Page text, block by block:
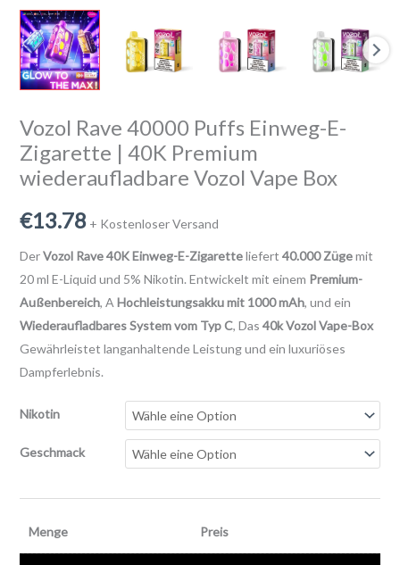
Vozol Rave 40000 Puffs Einweg-E-
Zigarette | 40K Premium
wiederaufladbare Vozol Vape Box
€13.78 + Kostenloser Versand
DerVozol Rave 40K Einweg-E-Zigaretteliefert 40.000 Zügemit
20 ml E-Liquid und 5% Nikotin. Entwickelt mit einem Premium-
Außenbereich, A Hochleistungsakku mit 1000 mAh, und ein
Wiederaufladbares System vom Typ C, Das 40k Vozol Vape-Box
Gewährleistet langanhaltende Leistung und ein luxuriöses
Dampferlebnis.
Nikotin
Geschmack
Menge Preis